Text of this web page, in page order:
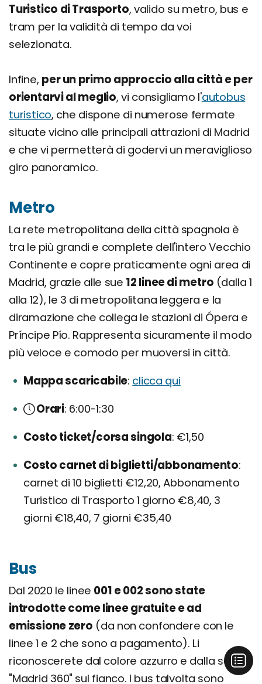
Turistico di Trasporto, valido su metro, bus e
tram per la validità di tempo da voi
selezionata.
Infine, per un primo approccio alla città e per
orientarvi al meglio, vi consigliamo l'autobus
turistico, che dispone di numerose fermate
situate vicino alle principali attrazioni di Madrid
e che vi permetterà di godervi un meraviglioso
giro panoramico.
Metro
La rete metropolitana della città spagnola è
tra le più grandi e complete dell'intero Vecchio
Continente e copre praticamente ogni area di
Madrid, grazie alle sue 12 linee di metro (dalla 1
alla 12), le 3 di metropolitana leggera e la
diramazione che collega le stazioni di Ópera e
Príncipe Pío. Rappresenta sicuramente il modo
più veloce e comodo per muoversi in città.
Mappa scaricabile clicca qui
Orari 6:00-1:30
Costo ticket/corsa singola €1,50
Costo carnet di biglietti/abbonamento
carnet di 10 biglietti €12,20, Abbonamento
Turistico di Trasporto 1 giorno €8,40, 3
giorni €18,40, 7 giorni €35,40
Bus
Dal 2020 le linee 001 e 002 sono state
introdotte come linee gratuite e ad
emissione zero (da non confondere con le
linee 1 e 2 che sono a pagamento). Li
riconoscerete dal colore azzurro e dalla scritta
"Madrid 360" sul fianco. I bus talvolta sono